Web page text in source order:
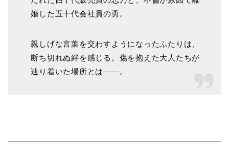
婚した五十代会社員の勇。
親しげな言葉を交わすようになったふたりは、
断ち切れぬ絆を感じる。傷を抱えた大人たちが
辿り着いた場所とは――。